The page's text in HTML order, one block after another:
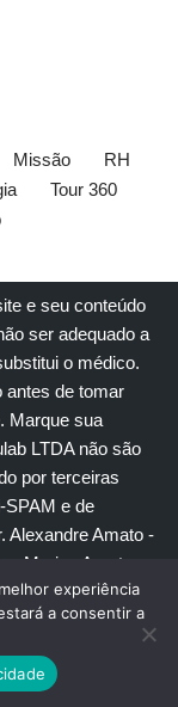
Missão
RH
Tour 360
e seu conteúdo
ser adequado a
o médico.
antes de tomar
Marque sua
LTDA não são
por terceiras
SPAM e de
Alexandre Amato -
Marisa Amato
. Todos direitos
experiência
a consentir a